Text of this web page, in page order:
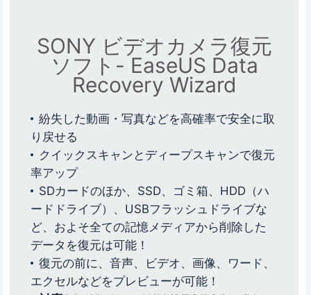
SONY ビデオカメラ復元
ソフト- EaseUS Data
Recovery Wizard
紛失した動画・写真などを高確率で安全に取
り戻せる
クイックスキャンとディープスキャンで復元
率アップ
SDカードのほか、SSD、ゴミ箱、HDD（ハ
ードドライブ）、USBフラッシュドライブな
ど、およそ全ての記憶メディアから削除した
データを復元は可能！
復元の前に、音声、ビデオ、画像、ワード、
エクセルなどをプレビューが可能！